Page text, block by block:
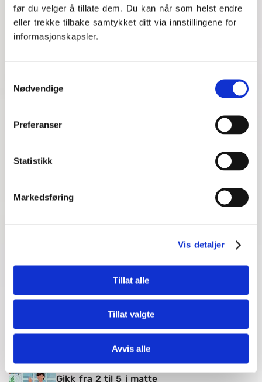
før du velger å tillate dem. Du kan når som helst endre
eller trekke tilbake samtykket ditt via innstillingene for
informasjonskapsler.
Nødvendige
Preferanser
Statistikk
Markedsføring
Vis detaljer
Tillat alle
Tillat valgte
Avvis alle
MentorNorge var hjelpen Maharan (19)
trengte
Gikk opp en hel karakter med mentor
Fikk toppkarakter på særemnet og bedre
Karakterene gikk opp - fikk tilbake troen
på seg selv
Fra usikker til selvsikker med mentor
Gikk fra 2 til 5 i matte